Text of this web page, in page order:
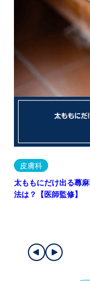
皮膚科
太ももにだけ出る蕁
法は？【医師監修】